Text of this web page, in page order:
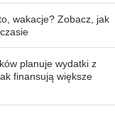
wakacje? Zobacz, jak
planuje wydatki z
finansują większe